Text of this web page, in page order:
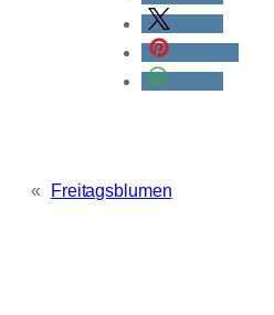
« Freitagsblumen